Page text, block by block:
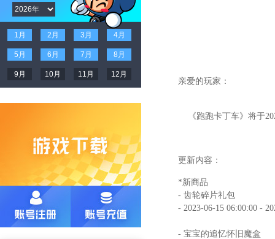
1月 2月 3月 4月
5月 6月 7月 8月
9月 10月 11月 12月
亲爱的玩家：
《跑跑卡丁车》将于
更新内容：
*新商品
- 齿轮碎片礼包
- 2023-06-15 06:00:00 -
- 宝宝的追忆怀旧魔盒